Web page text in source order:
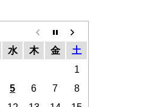
水 木 金
土
1
5 6 7
8